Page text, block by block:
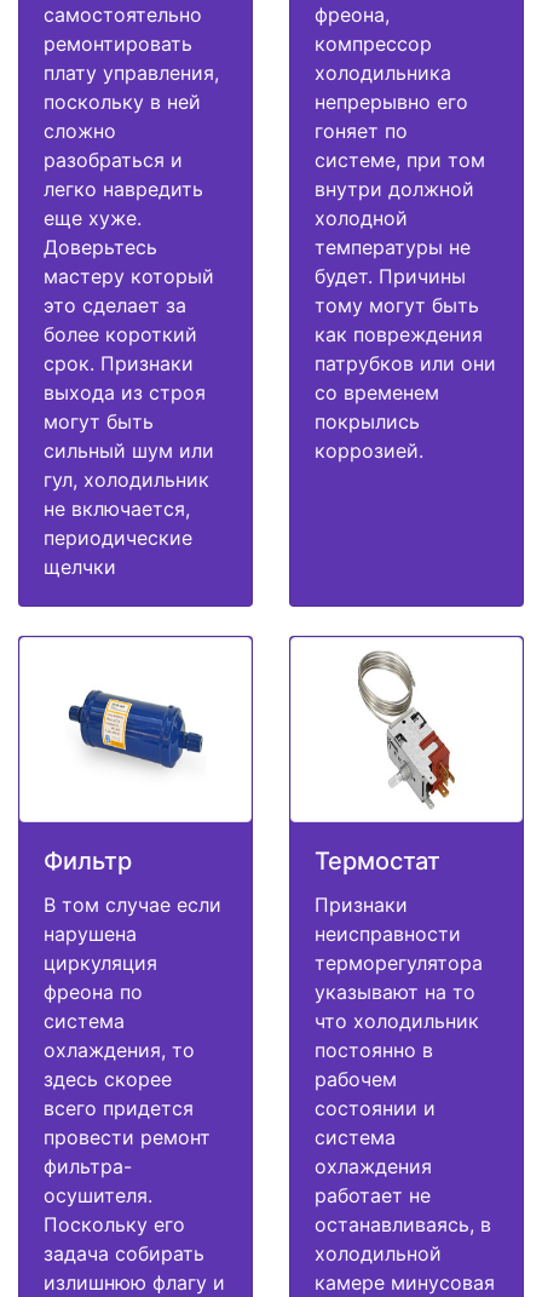
самостоятельно
ремонтировать
плату управления,
поскольку в ней
сложно
разобраться и
легко навредить
еще хуже.
Доверьтесь
мастеру который
это сделает за
более короткий
срок. Признаки
выхода из строя
могут быть
сильный шум или
гул, холодильник
не включается,
периодические
щелчки
фреона,
компрессор
холодильника
непрерывно его
гоняет по
системе, при том
внутри должной
холодной
температуры не
будет. Причины
тому могут быть
как повреждения
патрубков или они
со временем
покрылись
коррозией.
Фильтр
В том случае если
нарушена
циркуляция
фреона по
система
охлаждения, то
здесь скорее
всего придется
провести ремонт
фильтра-
осушителя.
Поскольку его
задача собирать
излишнюю флагу и
Термостат
Признаки
неисправности
терморегулятора
указывают на то
что холодильник
постоянно в
рабочем
состоянии и
система
охлаждения
работает не
останавливаясь, в
холодильной
камере минусовая